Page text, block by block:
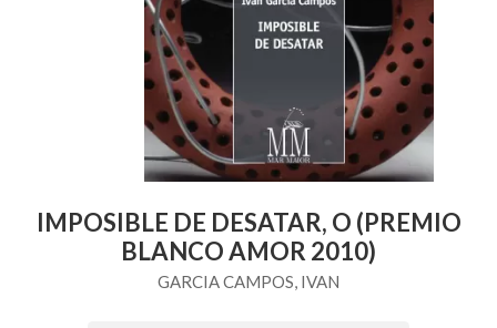
IMPOSIBLE DE DESATAR, O (PREMIO
BLANCO AMOR 2010)
GARCIA CAMPOS, IVAN